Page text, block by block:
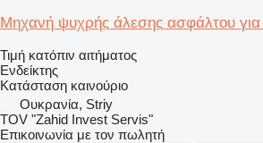
Μηχανή ψυχρής άλεσης ασφάλτου για
Τιμή κατόπιν αιτήματος
Ενδείκτης
Κατάσταση καινούριο
Ουκρανία, Striy
TOV "Zahid Invest Servis"
Επικοινωνία με τον πωλητή